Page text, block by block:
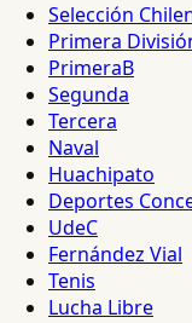
Selección
Primera
PrimeraB
Segunda
Tercera
Naval
Huachipato
Deportes
UdeC
Fernández Vial
Tenis
Lucha Libre